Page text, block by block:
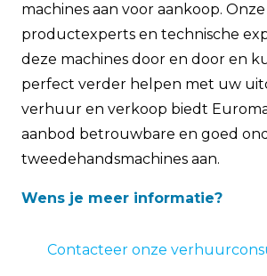
machines aan voor aankoop. Onze
productexperts en technische
deze machines door en door en
perfect verder helpen met uw
verhuur en verkoop biedt
aanbod betrouwbare en goed
tweedehandsmachines aan.
Wens je meer informatie?
Contacteer onze